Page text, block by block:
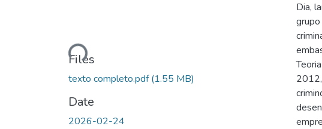
Loading...
Files
texto completo.pdf(1.55 MB)
Date
2026-02-24
Dia,